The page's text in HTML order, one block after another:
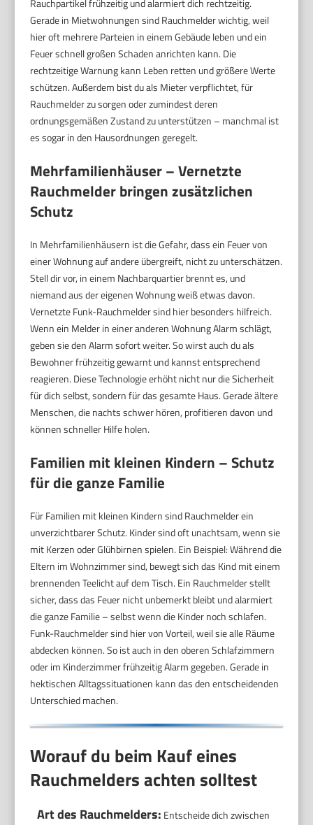
Rauchpartikel frühzeitig und alarmiert dich rechtzeitig.
Gerade in Mietwohnungen sind Rauchmelder wichtig, weil
hier oft mehrere Parteien in einem Gebäude leben und ein
Feuer schnell großen Schaden anrichten kann. Die
rechtzeitige Warnung kann Leben retten und größere Werte
schützen. Außerdem bist du als Mieter verpflichtet, für
Rauchmelder zu sorgen oder zumindest deren
ordnungsgemäßen Zustand zu unterstützen – manchmal ist
es sogar in den Hausordnungen geregelt.
Mehrfamilienhäuser – Vernetzte
Rauchmelder bringen zusätzlichen
Schutz
In Mehrfamilienhäusern ist die Gefahr, dass ein Feuer von
einer Wohnung auf andere übergreift, nicht zu unterschätzen.
Stell dir vor, in einem Nachbarquartier brennt es, und
niemand aus der eigenen Wohnung weiß etwas davon.
Vernetzte Funk-Rauchmelder sind hier besonders hilfreich.
Wenn ein Melder in einer anderen Wohnung Alarm schlägt,
geben sie den Alarm sofort weiter. So wirst auch du als
Bewohner frühzeitig gewarnt und kannst entsprechend
reagieren. Diese Technologie erhöht nicht nur die Sicherheit
für dich selbst, sondern für das gesamte Haus. Gerade ältere
Menschen, die nachts schwer hören, profitieren davon und
können schneller Hilfe holen.
Familien mit kleinen Kindern – Schutz
für die ganze Familie
Für Familien mit kleinen Kindern sind Rauchmelder ein
unverzichtbarer Schutz. Kinder sind oft unachtsam, wenn sie
mit Kerzen oder Glühbirnen spielen. Ein Beispiel: Während die
Eltern im Wohnzimmer sind, bewegt sich das Kind mit einem
brennenden Teelicht auf dem Tisch. Ein Rauchmelder stellt
sicher, dass das Feuer nicht unbemerkt bleibt und alarmiert
die ganze Familie – selbst wenn die Kinder noch schlafen.
Funk-Rauchmelder sind hier von Vorteil, weil sie alle Räume
abdecken können. So ist auch in den oberen Schlafzimmern
oder im Kinderzimmer frühzeitig Alarm gegeben. Gerade in
hektischen Alltagssituationen kann das den entscheidenden
Unterschied machen.
Worauf du beim Kauf eines
Rauchmelders achten solltest
Art des Rauchmelders: Entscheide dich zwischen